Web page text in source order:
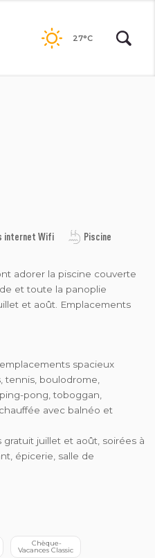
27°C
internet Wifi Piscine
adorer la piscine couverte
et toute la panoplie
et août. Emplacements
spacieux
tennis, boulodrome,
pong, toboggan,
avec balnéo et
juillet et août, soirées à
épicerie, salle de
Vacances Classic